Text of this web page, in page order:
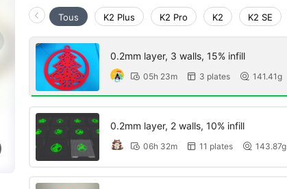
Tous K2 Plus K2 Pro K2 K2 SE
0.2mm layer, 3 walls, 15% infill
 05h 23m  3 plates  141.41g
0.2mm layer, 2 walls, 10% infill
 06h 32m  11 plates  143.87g